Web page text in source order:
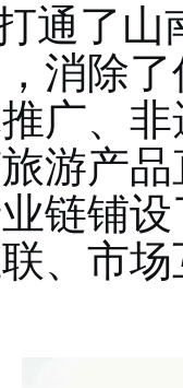
通了山
消除
广、非
游产
链铺
、市